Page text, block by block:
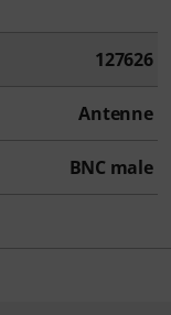
127626
Antenne
BNC male